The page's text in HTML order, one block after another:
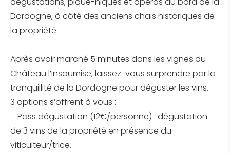
Dordogne, à côté des anciens chais historiques de
la propriété.
Après avoir marché 5 minutes dans les vignes du
Château l’Insoumise, laissez-vous surprendre par la
tranquillité de la Dordogne pour déguster les vins.
3 options s’offrent à vous :
– Pass dégustation (12€/personne) : dégustation
de 3 vins de la propriété en présence du
viticulteur/trice.